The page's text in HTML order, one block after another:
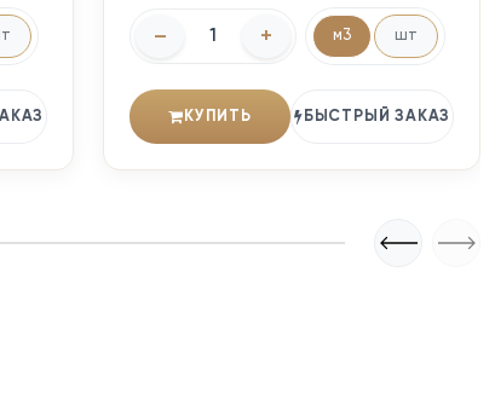
– + м3 шт
КУПИТЬ БЫСТРЫЙ ЗАКАЗ